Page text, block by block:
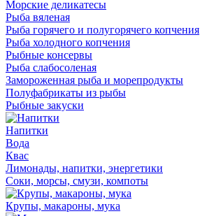
Морские деликатесы
Рыба вяленая
Рыба горячего и полугорячего копчения
Рыба холодного копчения
Рыбные консервы
Рыба слабосоленая
Замороженная рыба и морепродукты
Полуфабрикаты из рыбы
Рыбные закуски
Напитки
Вода
Квас
Лимонады, напитки, энергетики
Соки, морсы, смузи, компоты
Крупы, макароны, мука